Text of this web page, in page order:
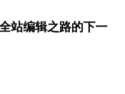
站编辑之路的下一